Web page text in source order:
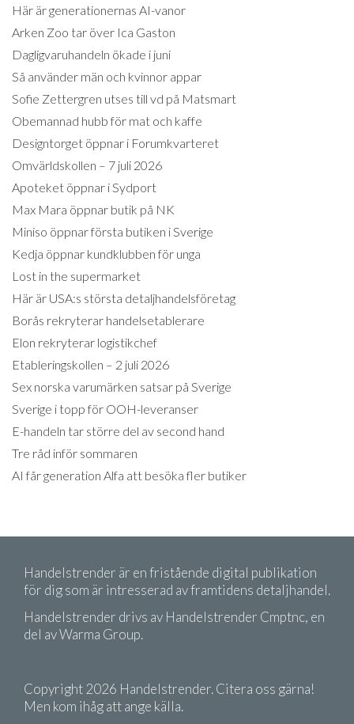
Här är generationernas AI-vanor
Arken Zoo tar över Ica Gaston
Dagligvaruhandeln ökade i juni
Så använder män och kvinnor appar
Sofie Zettergren utses till vd på Matsmart
Obemannad hubb för mat och kaffe
Designtorget öppnar i Forumkvarteret
Omvärldskollen – 7 juli 2026
Apoteket öppnar i Sydport
Max Mara öppnar butik på NK
Miniso öppnar första butiken i Sverige
Kedja öppnar kundklubben för unga
Lost in the supermarket
Här är USA:s största detaljhandelsföretag
Borås rekryterar handelsetablerare
Elon rekryterar logistikchef
Etableringskollen – 2 juli 2026
Sex norska varumärken satsar på Sverige
Sverige i topp för OOH-leveranser
E-handeln tar större del av second hand
Tre råd inför sommaren
AI får generation Alfa att besöka fler butiker
Handelstrender är en fristående digital publikation
för dig som är intresserad av framtidens detaljhandel.
Handelstrender drivs av Handelstrender Cmptnc, en
del av Warma Group.
Copyright 2026 Handelstrender. Citera oss gärna!
Men kom ihåg att ange källa.